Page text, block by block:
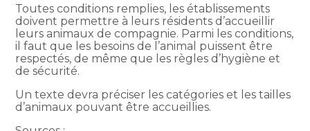
Toutes conditions remplies, les établissements
doivent permettre à leurs résidents d’accueillir
leurs animaux de compagnie. Parmi les conditions,
il faut que les besoins de l’animal puissent être
respectés, de même que les règles d’hygiène et
de sécurité.
Un texte devra préciser les catégories et les tailles
d’animaux pouvant être accueillies.